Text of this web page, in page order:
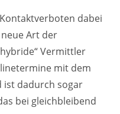
dabei
Art der
Vermittler
mit dem
ist dadurch sogar
bei gleichbleibend